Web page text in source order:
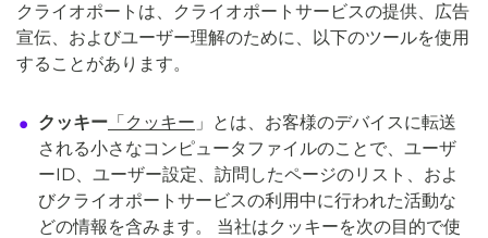
クライオポートは、クライオポートサービスの提供、広告
宣伝、およびユーザー理解のために、以下のツールを使用
することがあります。
クッキー 「クッキー 」とは、お客様のデバイスに転送
される小さなコンピュータファイルのことで、ユーザ
ーID、ユーザー設定、訪問したページのリスト、およ
びクライオポートサービスの利用中に行われた活動な
どの情報を含みます。 当社はクッキーを次の目的で使